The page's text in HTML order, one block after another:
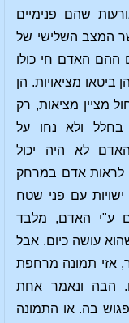
שהם פנימיים
המצב השלישי של
ההם האדם חי כולו
ביטאו מציאויות. הן
מציין מציאות, רק
בחלל ולא נחו על
לא היה יכול
לראות אדם במרחק
עם פני שטח
ע"י האדם, מלבד
עושה כיום. אבל
אזי תמונה מרחפת
הבה ונאמר אחת
בה. או התמונה